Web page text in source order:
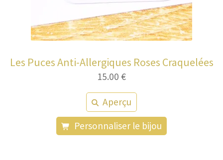
Les Puces Anti-Allergiques Roses Craquelées
15.00 €
Aperçu
Personnaliser le bijou